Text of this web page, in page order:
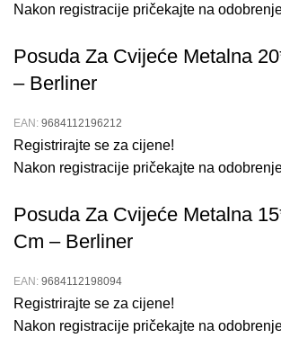
cvijeće i dodajte ovaj elegantan i
posudu za cvijećeveć danas i uvjerite
kvalitetu i estetiku! Idealna za sve vrste
ćete stvoriti prekrasan i ugodan prostor za
Način Upotrebe
Sadnja:Koristite posudu za sadnju
za rast.
Održavanje:
Redovito čistite posudu
osigurali njenu dugotrajnost i estetsku
Nakon registracije pričekajte na
Posuda Za Cvijeće Metalna
– Berliner
EAN: 9684112196212
Registrirajte se za cijene!
Nakon registracije pričekajte na
Posuda Za Cvijeće Metalna
Cm – Berliner
EAN: 9684112198094
Registrirajte se za cijene!
Nakon registracije pričekajte na